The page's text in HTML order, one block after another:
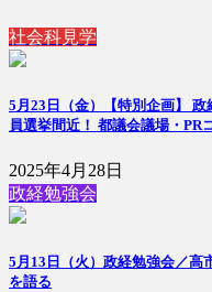
社会科見学
5月23日（金）【特別企画】
員選挙間近！ 都議会議場・PR
2025年4月28日
政経勉強会
5月13日（火）政経勉強会／
を語る